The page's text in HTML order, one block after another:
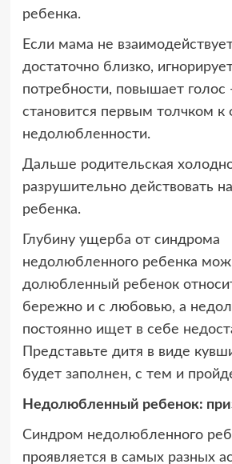
ребенка.
Если мама не
достаточно близко,
потребности, повышает голос
становится первым толчком
недолюбленности.
Дальше родительская
разрушительно действовать
ребенка.
Глубину ущерба от синдрома
недолюбленного ребенка
долюбленный ребенок
бережно и с любовью, а
постоянно ищет в себе
Представьте дитя в виде
будет заполнен, с тем и
Недолюбленный ребенок:
Синдром недолюбленного
проявляется в самых разных